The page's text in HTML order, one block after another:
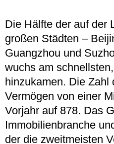
Die Hälfte der auf der
großen Städten –
Guangzhou und
wuchs am
hinzukamen. Die Zahl
Vermögen von einer
Vorjahr auf 878. Das
Immobilienbranche
der die zweitmeisten